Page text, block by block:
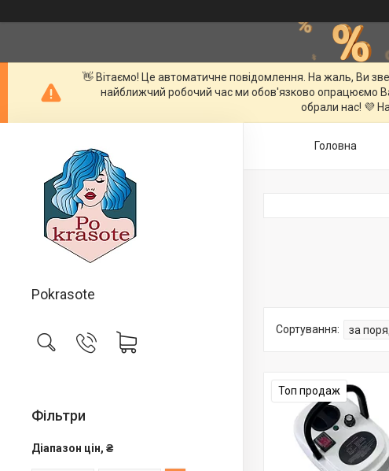
👋 Вітаємо! Це автоматичне повідомлення. На жаль, Ви
найближчий робочий час ми обов'язково опрацюємо
обрали нас! 💜
Pokrasote
Фільтри
Діапазон цін, ₴
Головна
Топ продаж